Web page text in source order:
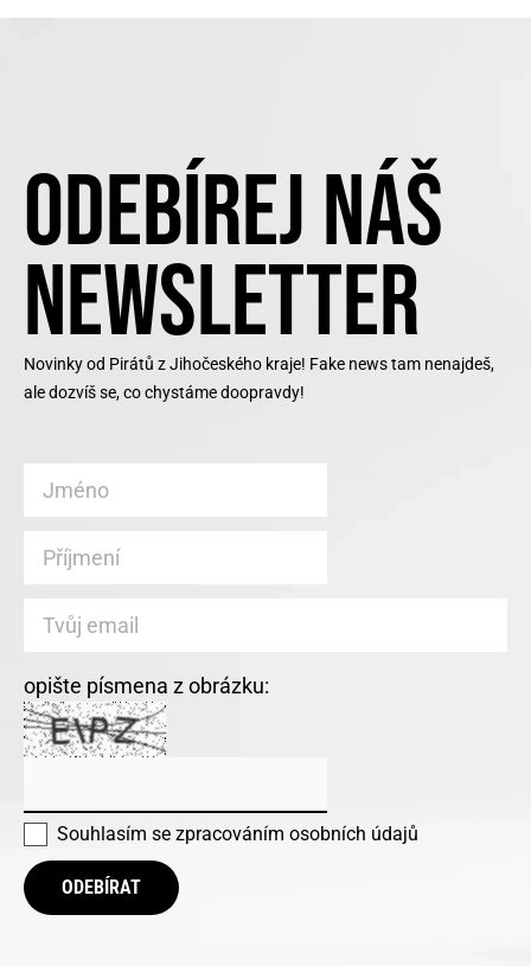
ODEBÍREJ NÁŠ
NEWSLETTER
Novinky od Pirátů z Jihočeského kraje! Fake news tam nenajdeš,
ale dozvíš se, co chystáme doopravdy!
opište písmena z obrázku:
Souhlasím se zpracováním osobních údajů
ODEBÍRAT